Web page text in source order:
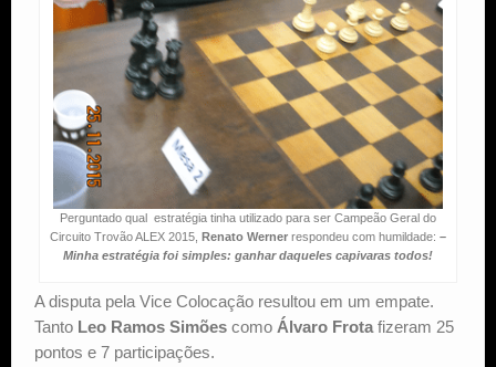
Perguntado qual estratégia tinha utilizado para ser Campeão Geral do
Circuito Trovão ALEX 2015,
Renato Wernerrespondeu com humildade: –
Minha estratégia foi simples: ganhar daqueles capivaras todos!
A disputa pela Vice Colocação resultou em um empate.
Tanto Leo Ramos Simões como Álvaro Frota fizeram 25
pontos e 7 participações.